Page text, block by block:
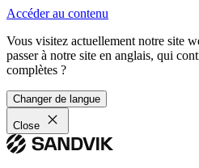
Accéder au contenu
Vous visitez actuellement notre site
passer à notre site en anglais, qui
complètes ?
Changer de langue
Close